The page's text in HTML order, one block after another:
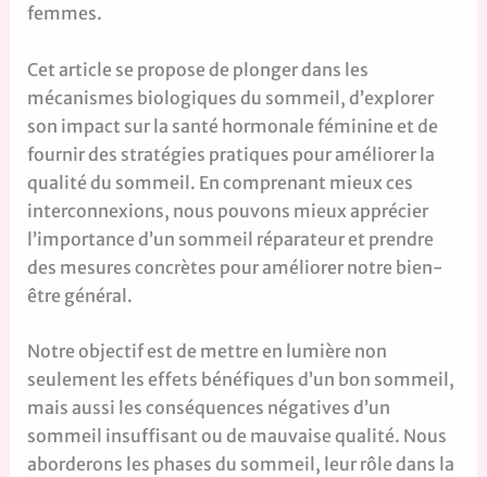
femmes.
Cet article se propose de plonger dans les
mécanismes biologiques du sommeil, d’explorer
son impact sur la santé hormonale féminine et de
fournir des stratégies pratiques pour améliorer la
qualité du sommeil. En comprenant mieux ces
interconnexions, nous pouvons mieux apprécier
l’importance d’un sommeil réparateur et prendre
des mesures concrètes pour améliorer notre bien-
être général.
Notre objectif est de mettre en lumière non
seulement les effets bénéfiques d’un bon sommeil,
mais aussi les conséquences négatives d’un
sommeil insuffisant ou de mauvaise qualité. Nous
aborderons les phases du sommeil, leur rôle dans la